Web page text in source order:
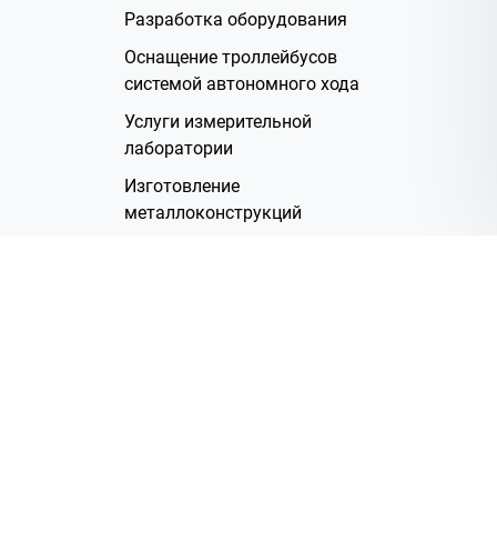
Разработка оборудования
Оснащение троллейбусов
системой автономного хода
Услуги измерительной
лаборатории
Изготовление
металлоконструкций